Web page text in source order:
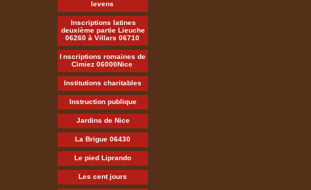
levens
Inscriptions latines
deuxième partie Lieuche
06260 à Villars 06710
Inscriptions romaines de
Cimiez 06000Nice
Institutions charitables
Instruction publique
Jardins de Nice
La Brigue 06430
Le pied Liprando
Les cent jours